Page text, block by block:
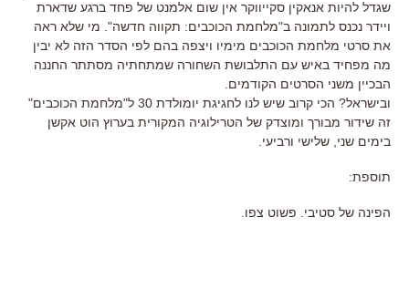
שגדל להיות אנאקין סקייווקר אין שום אלמנט של פחד ברגע שדארת
ויידר נכנס לתמונה ב"מלחמת הכוכבים: תקווה חדשה". מי שלא ראה
את סרטי מלחמת הכוכבים מימיו ויצפה בהם לפי הסדר הזה לא יבין
מה מפחיד באיש עם התלבושת השחורה שמתחתיה מסתתר החננה
הבכיין משני הסרטים הקודמים.
ובישראל? הכי קרוב שיש לנו לחגיגת יומולדת 30 ל"מלחמת הכוכבים"
זה שידור מבורך ומוצדק של הטרילוגיה המקורית בערוץ הוט אקשן
בימים שני, שלישי ורביעי.
תוספת:
הפינה של סטיבי. פשוט צפו.